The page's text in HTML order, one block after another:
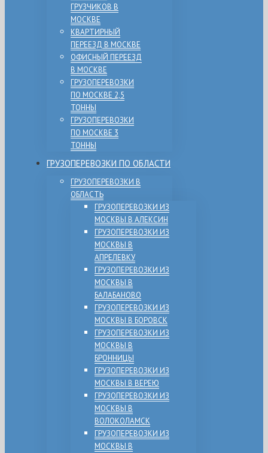
ГРУЗЧИКОВ В
МОСКВЕ
КВАРТИРНЫЙ
ПЕРЕЕЗД В МОСКВЕ
ОФИСНЫЙ ПЕРЕЕЗД
В МОСКВЕ
ГРУЗОПЕРЕВОЗКИ
ПО МОСКВЕ 2,5
ТОННЫ
ГРУЗОПЕРЕВОЗКИ
ПО МОСКВЕ 3
ТОННЫ
ГРУЗОПЕРЕВОЗКИ ПО ОБЛАСТИ
ГРУЗОПЕРЕВОЗКИ В
ОБЛАСТЬ
ГРУЗОПЕРЕВОЗКИ ИЗ
МОСКВЫ В АЛЕКСИН
ГРУЗОПЕРЕВОЗКИ ИЗ
МОСКВЫ В
АПРЕЛЕВКУ
ГРУЗОПЕРЕВОЗКИ ИЗ
МОСКВЫ В
БАЛАБАНОВО
ГРУЗОПЕРЕВОЗКИ ИЗ
МОСКВЫ В БОРОВСК
ГРУЗОПЕРЕВОЗКИ ИЗ
МОСКВЫ В
БРОННИЦЫ
ГРУЗОПЕРЕВОЗКИ ИЗ
МОСКВЫ В ВЕРЕЮ
ГРУЗОПЕРЕВОЗКИ ИЗ
МОСКВЫ В
ВОЛОКОЛАМСК
ГРУЗОПЕРЕВОЗКИ ИЗ
МОСКВЫ В